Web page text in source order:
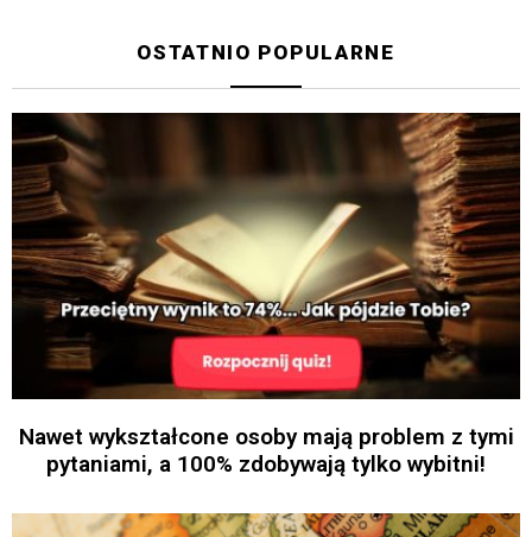
OSTATNIO POPULARNE
Nawet wykształcone osoby mają problem z tymi
pytaniami, a 100% zdobywają tylko wybitni!